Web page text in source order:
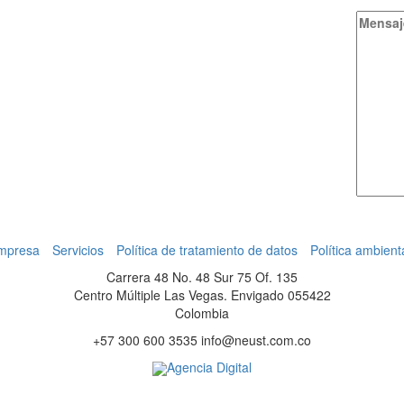
Servicios Política de tratamiento de datos
Política
Carrera 48 No. 48 Sur 75 Of. 135
Centro Múltiple Las Vegas. Envigado 055422
Colombia
+57 300 600 3535 info@neust.com.co
Agencia Digital